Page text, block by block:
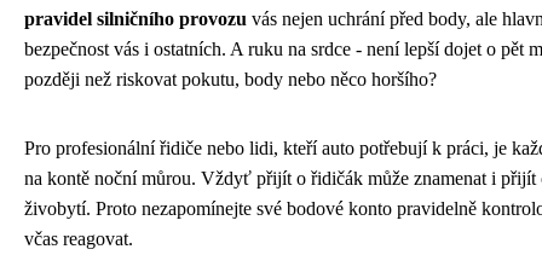
pravidel silničního provozu vás nejen uchrání před body, ale
bezpečnost vás i ostatních. A ruku na srdce - není lepší dojet o pět
později než riskovat pokutu, body nebo něco horšího?
Pro profesionální řidiče nebo lidi, kteří auto potřebují k práci, je
na kontě noční můrou. Vždyť přijít o řidičák může znamenat i přijít
živobytí. Proto nezapomínejte své bodové konto pravidelně
včas reagovat.